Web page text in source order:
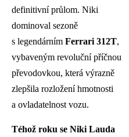
definitivní průlom. Niki
dominoval sezoně
s legendárním Ferrari 312T,
vybaveným revoluční příčnou
převodovkou, která výrazně
zlepšila rozložení hmotnosti
a ovladatelnost vozu.
Téhož roku se Niki Lauda